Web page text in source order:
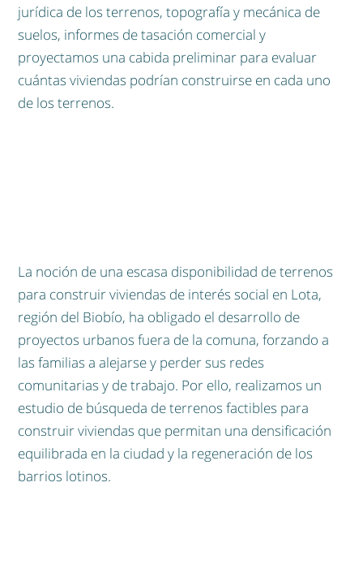
jurídica de los terrenos, topografía y mecánica de
suelos, informes de tasación comercial y
proyectamos una cabida preliminar para evaluar
cuántas viviendas podrían construirse en cada uno
de los terrenos.
La noción de una escasa disponibilidad de terrenos
para construir viviendas de interés social en Lota,
región del Biobío, ha obligado el desarrollo de
proyectos urbanos fuera de la comuna, forzando a
las familias a alejarse y perder sus redes
comunitarias y de trabajo. Por ello, realizamos un
estudio de búsqueda de terrenos factibles para
construir viviendas que permitan una densificación
equilibrada en la ciudad y la regeneración de los
barrios lotinos.